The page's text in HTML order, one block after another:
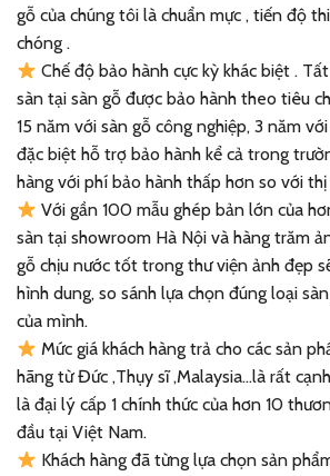
gỗ của chúng tôi là chuẩn mực , tiến độ
chóng .
Chế độ bảo hành cực kỳ khác biệt .
sàn tại sàn gỗ được bảo hành theo tiêu
15 năm với sàn gỗ công nghiệp, 3 năm
đặc biệt hỗ trợ bảo hành kể cả trong
hàng với phí bảo hành thấp hơn so với
Với gần 100 mẫu ghép bản lớn của
sàn tại showroom Hà Nội và hàng trăm
gỗ chịu nước tốt trong thư viện ảnh đẹp
hình dung, so sánh lựa chọn đúng loại
của mình.
Mức giá khách hàng trả cho các sản
hãng từ Đức ,Thụy sĩ ,Malaysia...là rất
là đại lý cấp 1 chính thức của hơn 10
đầu tại Việt Nam.
Khách hàng đã từng lựa chọn sản